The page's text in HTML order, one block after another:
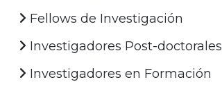
Fellows de Investigación
Investigadores Post-doctorales
Investigadores en Formación